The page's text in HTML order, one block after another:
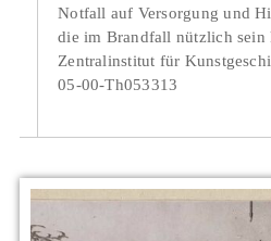
Notfall auf Versorgung und
die im Brandfall nützlich sein
Zentralinstitut für
05-00-Th053313